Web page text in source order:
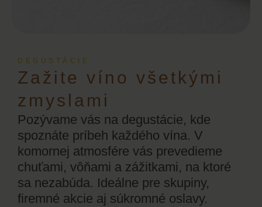
DEGUSTÁCIE
Zažite víno všetkými
zmyslami
Pozývame vás na degustácie, kde
spoznáte príbeh každého vína. V
komornej atmosfére vás prevedieme
chuťami, vôňami a zážitkami, na ktoré
sa nezabúda. Ideálne pre skupiny,
firemné akcie aj súkromné oslavy.